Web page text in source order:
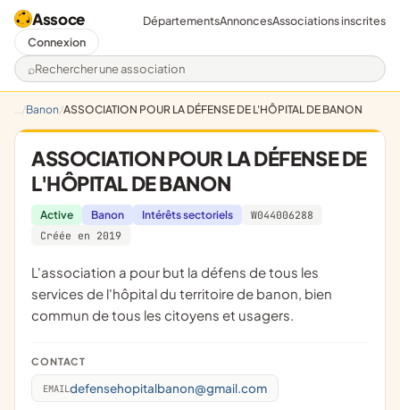
Assoce
Rechercher une association
DépartementsAnnoncesAssociations inscrites
Connexion
Banon ASSOCIATION POUR LA DÉFENSE DE L'HÔPITAL DE BANON
ASSOCIATION POUR LA DÉFENSE DE
L'HÔPITAL DE BANON
Active Banon Intérêts sectoriels
W044006288
Créée en 2019
L'association a pour but la défens de tous les
services de l'hôpital du territoire de banon, bien
commun de tous les citoyens et usagers.
CONTACT
EMAIL defensehopitalbanon@gmail.com